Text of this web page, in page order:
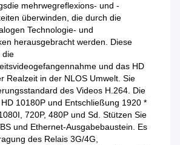
mehrwegreflexions- und -
überwinden, die durch die
Technologie- und
herausgebracht werden. Diese
die
und das HD
Realzeit in der NLOS Umwelt. Sie
des Videos H.264. Die
10180P und Entschließung 1920 *
720P, 480P und Sd. Stützen Sie
und Ethernet-Ausgabebaustein. Es
des Relais 3G/4G,